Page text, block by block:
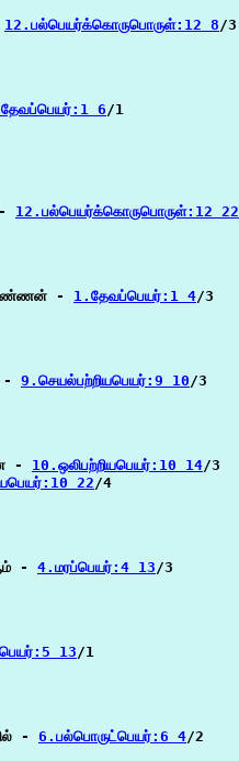
12.பல்பெயர்க்கொருபொருள்:12 8/3
6/1
12.பல்பெயர்க்கொருபொருள்:12 22
- 1.தேவப்பெயர்:1 4/3
- 9.செயல்பற்றியபெயர்:9 10/3
- 10.ஒலிபற்றியபெயர்:10 14/3
22/4
- 4.மரப்பெயர்:4 13/3
13/1
- 6.பல்பொருட்பெயர்:6 4/2